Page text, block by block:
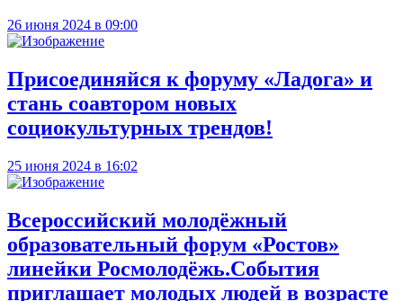
26 июня 2024 в 09:00
Присоединяйся к форуму «Ладога» и
стань соавтором новых
социокультурных трендов!
25 июня 2024 в 16:02
Всероссийский молодёжный
образовательный форум «Ростов»
линейки Росмолодёжь.События
приглашает молодых людей в возрасте